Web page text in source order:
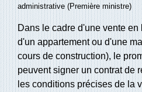
administrative (Première ministre)
Dans le cadre d'une vente
d'un appartement ou d'une
cours de construction), le
peuvent signer un contrat de
les conditions précises de la